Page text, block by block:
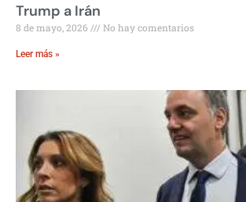
Trump a Irán
8 de mayo, 2026 No hay comentarios
Leer más »